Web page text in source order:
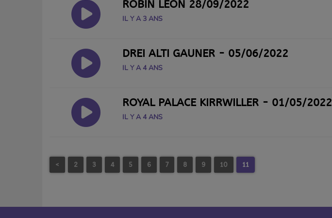
ROBIN LEON 28/09/2022
IL Y A 3 ANS
DREI ALTI GAUNER - 05/06/2022
IL Y A 4 ANS
ROYAL PALACE KIRRWILLER - 01/05/2022
IL Y A 4 ANS
< 2 3 4 5 6 7 8 9 10 11